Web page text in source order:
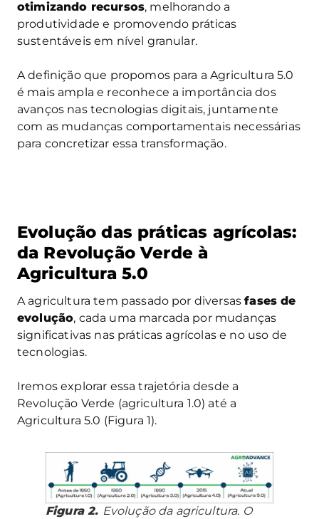
otimizando recursos, melhorando a
produtividade e promovendo práticas
sustentáveis em nível granular.
A definição que propomos para a Agricultura 5.0
é mais ampla e reconhece a importância dos
avanços nas tecnologias digitais, juntamente
com as mudanças comportamentais necessárias
para concretizar essa transformação.
Evolução das práticas agrícolas:
da Revolução Verde à
Agricultura 5.0
A agricultura tem passado por diversasfases de
evolução, cada uma marcada por mudanças
significativas nas práticas agrícolas e no uso de
tecnologias.
Iremos explorar essa trajetória desde a
Revolução Verde (agricultura 1.0) até a
Agricultura 5.0 (Figura 1).
Figura 2. Evolução da agricultura. O